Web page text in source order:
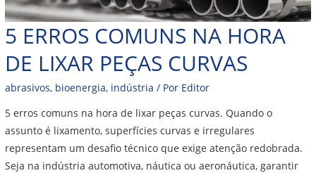
5 ERROS COMUNS NA HORA
DE LIXAR PEÇAS CURVAS
abrasivos, bioenergia, indústria / Por Editor
5 erros comuns na hora de lixar peças curvas. Quando o
assunto é lixamento, superfícies curvas e irregulares
representam um desafio técnico que exige atenção redobrada.
Seja na indústria automotiva, náutica ou aeronáutica, garantir